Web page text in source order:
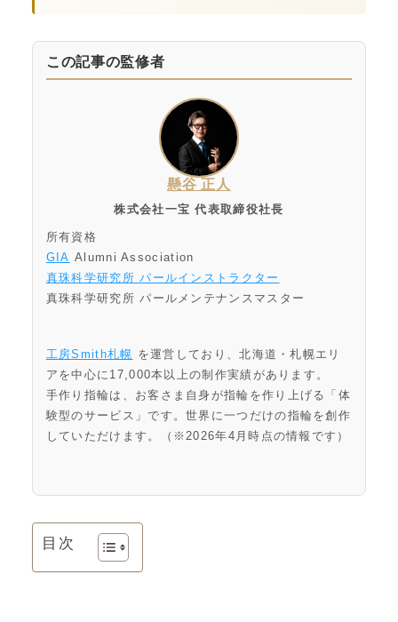
この記事の監修者
懸谷 正人
株式会社一宝 代表取締役社長
所有資格
GIA Alumni Association
真珠科学研究所 パールインストラクター
真珠科学研究所 パールメンテナンスマスター
工房Smith札幌 を運営しており、北海道・札幌エリ
アを中心に17,000本以上の制作実績があります。
手作り指輪は、お客さま自身が指輪を作り上げる「体
験型のサービス」です。世界に一つだけの指輪を創作
していただけます。（※2026年4月時点の情報です）
目次